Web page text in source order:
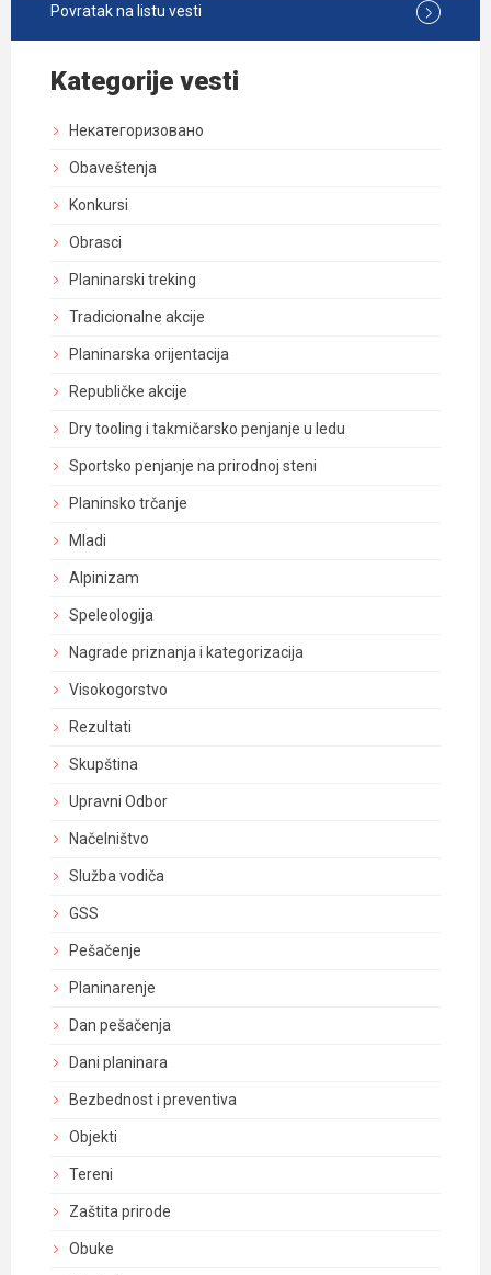
Povratak na listu vesti
Kategorije vesti
Некатегоризовано
Obaveštenja
Konkursi
Obrasci
Planinarski treking
Tradicionalne akcije
Planinarska orijentacija
Republičke akcije
Dry tooling i takmičarsko penjanje u ledu
Sportsko penjanje na prirodnoj steni
Planinsko trčanje
Mladi
Alpinizam
Speleologija
Nagrade priznanja i kategorizacija
Visokogorstvo
Rezultati
Skupština
Upravni Odbor
Načelništvo
Služba vodiča
GSS
Pešačenje
Planinarenje
Dan pešačenja
Dani planinara
Bezbednost i preventiva
Objekti
Tereni
Zaštita prirode
Obuke